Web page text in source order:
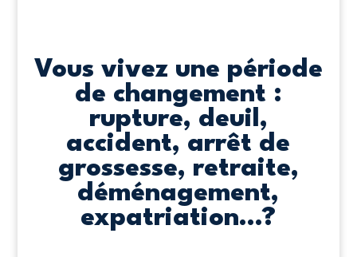
Vous vivez une période
de changement :
rupture, deuil,
accident, arrêt de
grossesse, retraite,
déménagement,
expatriation…?